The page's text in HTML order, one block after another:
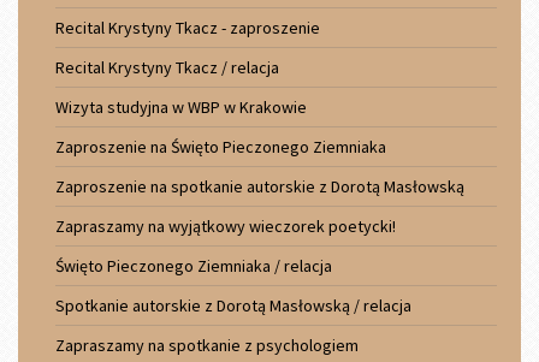
Recital Krystyny Tkacz - zaproszenie
Recital Krystyny Tkacz / relacja
Wizyta studyjna w WBP w Krakowie
Zaproszenie na Święto Pieczonego Ziemniaka
Zaproszenie na spotkanie autorskie z Dorotą Masłowską
Zapraszamy na wyjątkowy wieczorek poetycki!
Święto Pieczonego Ziemniaka / relacja
Spotkanie autorskie z Dorotą Masłowską / relacja
Zapraszamy na spotkanie z psychologiem